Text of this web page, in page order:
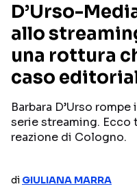
CANALI TV
PROGRAMMI TV
PERSONAGGI TV
Streaming
AMAZON PRIME VIDEO
D’Urso-
allo
una rottura
caso
Barbara D’Urso
serie streaming.
reazione di Cologno.
di GIULIANA MARRA